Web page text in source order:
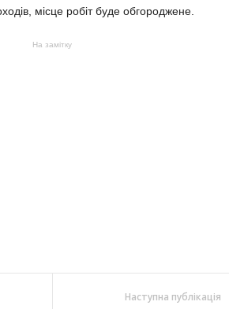
місце робіт буде обгороджене.
На замітку
Наступна публікація